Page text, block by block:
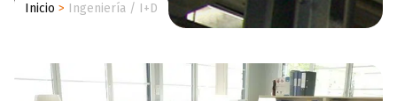
Inicio > Ingeniería / I+D